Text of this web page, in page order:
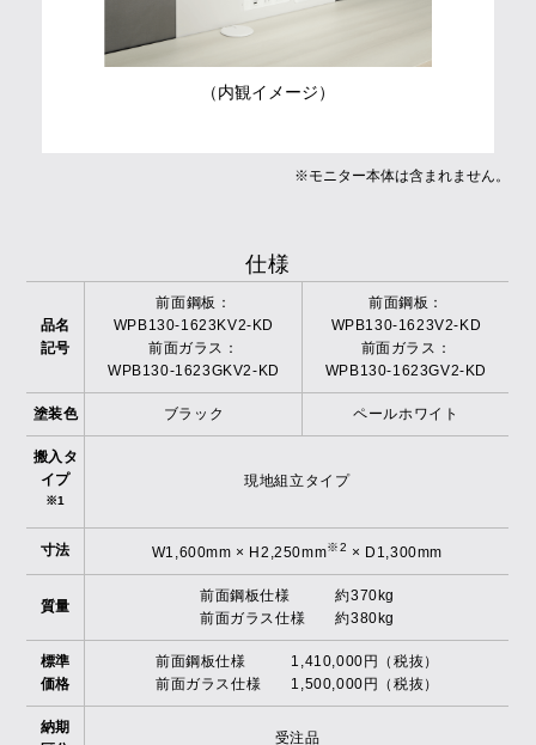
（内観イメージ）
※モニター本体は含まれません。
仕様
品名
記号
前面鋼板：
WPB130-1623KV2-KD
前面ガラス：
WPB130-1623GKV2-KD
前面鋼板：
WPB130-1623V2-KD
前面ガラス：
WPB130-1623GV2-KD
塗装色 ブラック ペールホワイト
搬入タ
イプ
※1
現地組立タイプ
寸法 W1,600mm × H2,250mm※2 × D1,300mm
質量
前面鋼板仕様 約370kg
前面ガラス仕様 約380kg
標準
価格
前面鋼板仕様 1,410,000円（税抜）
前面ガラス仕様 1,500,000円（税抜）
納期
受注品